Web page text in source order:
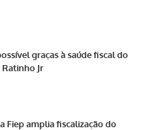
graças à saúde fiscal do
Ratinho Jr
Fiep amplia fiscalização do